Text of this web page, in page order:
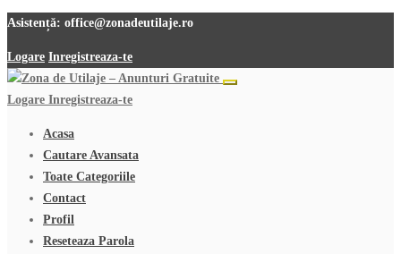
Asistență: office@zonadeutilaje.ro
Logare Inregistreaza-te
Logare Inregistreaza-te
Acasa
Cautare Avansata
Toate Categoriile
Contact
Profil
Reseteaza Parola